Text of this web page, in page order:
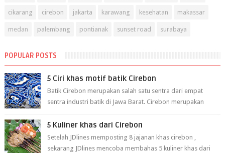
cikarang cirebon jakarta karawang kesehatan makassar
medan palembang pontianak sunset road surabaya
POPULAR POSTS
5 Ciri khas motif batik Cirebon
Batik Cirebon merupakan salah satu sentra dari empat
sentra industri batik di Jawa Barat. Cirebon merupakan
5 Kuliner khas dari Cirebon
Setelah JDlines memposting 8 jajanan khas cirebon ,
sekarang JDlines mencoba membahas 5 kuliner khas dari